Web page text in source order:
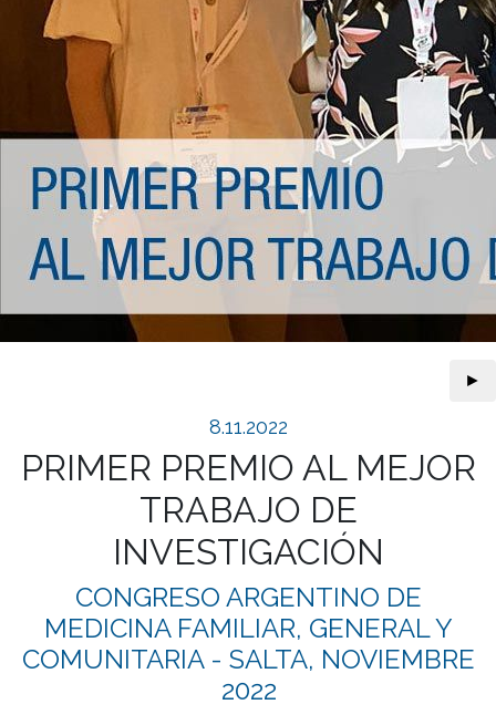
►
8.11.2022
PRIMER PREMIO AL MEJOR
TRABAJO DE
INVESTIGACIÓN
CONGRESO ARGENTINO DE
MEDICINA FAMILIAR, GENERAL Y
COMUNITARIA - SALTA, NOVIEMBRE
2022